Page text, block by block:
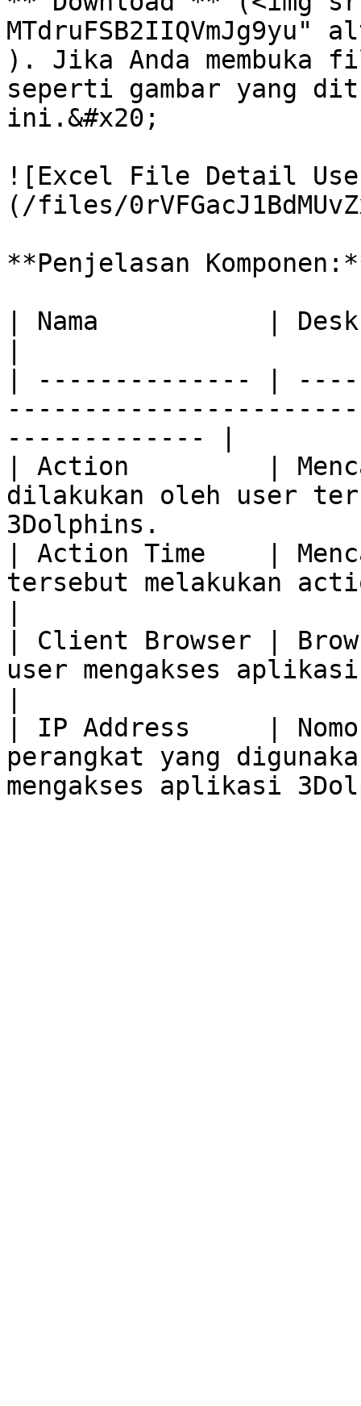
). Jika Anda membuka
seperti gambar yang
ini.&#x20;
![Excel File Detail
(/files/
**Penjelasan
| Nama           |
| -------------- |
------------- |
| Action         |
dilakukan oleh user
3Dolphins.
| Action Time    |
tersebut melakukan
| Client Browser |
user mengakses
| IP Address     |
perangkat yang